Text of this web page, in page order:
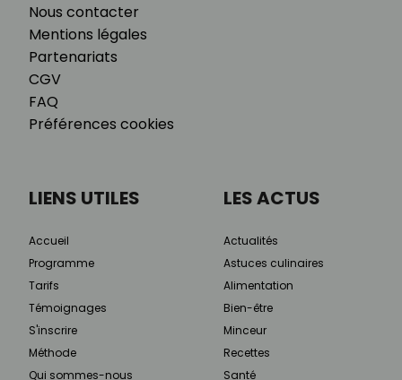
Nous contacter
Mentions légales
Partenariats
CGV
FAQ
Préférences cookies
LIENS UTILES
Accueil
Programme
Tarifs
Témoignages
S'inscrire
Méthode
Qui sommes-nous
LES ACTUS
Actualités
Astuces culinaires
Alimentation
Bien-être
Minceur
Recettes
Santé